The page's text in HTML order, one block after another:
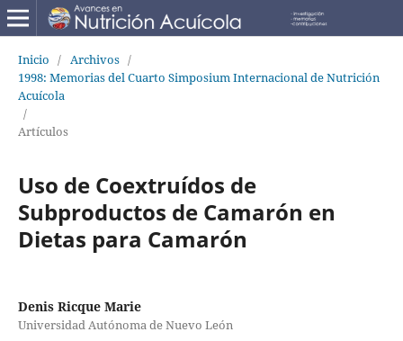
Inicio / Archivos /
1998: Memorias del Cuarto Simposium Internacional de Nutrición
Acuícola
/
Artículos
Uso de Coextruídos de
Subproductos de Camarón en
Dietas para Camarón
Denis Ricque Marie
Universidad Autónoma de Nuevo León